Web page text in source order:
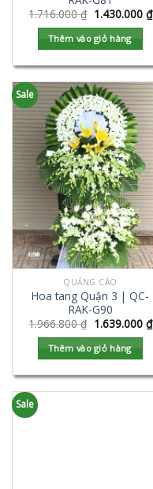
1.716.000₫ 1.430.000 ₫
Thêm vào giỏ hàng
Sale
QUẢNG CÁO
Hoa tang Quận 3 | QC-
RAK-G90
1.966.800₫ 1.639.000 ₫
Thêm vào giỏ hàng
Sale